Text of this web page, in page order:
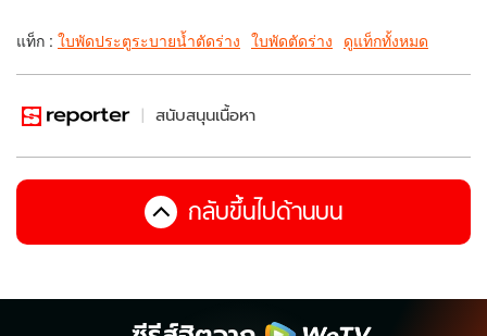
แท็ก : ใบพัดประตูระบายน้ำตัดร่าง ใบพัดตัดร่าง ดูแท็กทั้งหมด
สนับสนุนเนื้อหา
กลับขึ้นไปด้านบน